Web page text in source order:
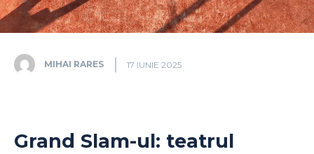
MIHAI RARES 17 IUNIE 2025
Grand Slam-ul: teatrul